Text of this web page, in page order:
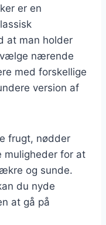
er en
at man holder
vælge nærende
med forskellige
version af
frugt, nødder
muligheder for at
og sunde.
du nyde
at gå på